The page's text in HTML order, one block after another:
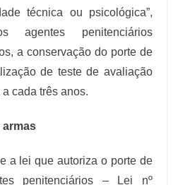
técnica ou psicológica”,
agentes penitenciários
a conservação do porte de
de teste de avaliação
cada três anos.
armas
a lei que autoriza o porte de
penitenciários – Lei nº